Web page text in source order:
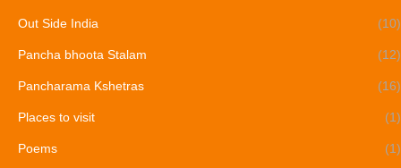
Out Side India (10)
Pancha bhoota Stalam (12)
Pancharama Kshetras (16)
Places to visit (1)
Poems (1)